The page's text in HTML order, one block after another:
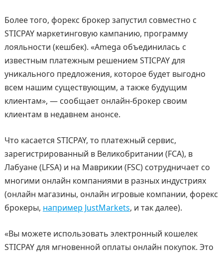
Более того, форекс брокер запустил совместно с
STICPAY маркетинговую кампанию, программу
лояльности (кешбек). «Amega объединилась с
известным платежным решением STICPAY для
уникального предложения, которое будет выгодно
всем нашим существующим, а также будущим
клиентам», — сообщает онлайн-брокер своим
клиентам в недавнем анонсе.
Что касается STICPAY, то платежный сервис,
зарегистрированный в Великобритании (FCA), в
Лабуане (LFSA) и на Маврикии (FSC) сотрудничает со
многими онлайн компаниями в разных индустриях
(онлайн магазины, онлайн игровые компании, форекс
брокеры, например JustMarkets, и так далее).
«Вы можете использовать электронный кошелек
STICPAY для мгновенной оплаты онлайн покупок. Это